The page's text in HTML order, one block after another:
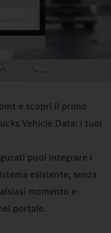
e scopri il primo
Vehicle Data: i tuoi
puoi integrare i
esistente, senza
momento e
portale.